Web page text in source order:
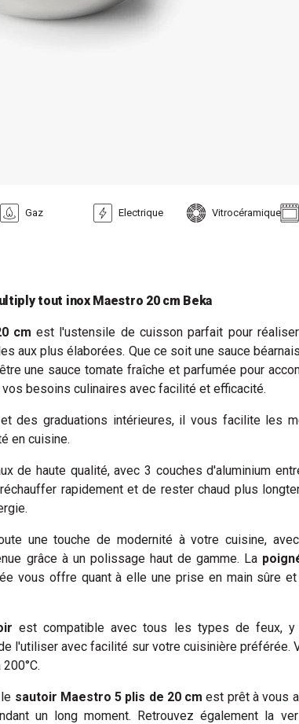
Gaz Electrique Vitrocéramique
tout inox Maestro 20 cm Beka
cm est l'ustensile de cuisson parfait pour
aux plus élaborées. Que ce soit une sauce
une sauce tomate fraîche et parfumée pour
vos besoins culinaires avec facilité et efficacité.
et des graduations intérieures, il vous facilite les
en cuisine.
de haute qualité, avec 3 couches d'aluminium
rapidement et de rester chaud plus
une touche de modernité à votre cuisine,
grâce à un polissage haut de gamme. La
vous offre quant à elle une prise en main sûre
est compatible avec tous les types de feux, y
l'utiliser avec facilité sur votre cuisinière préférée.
sautoir Maestro 5 plis de 20 cm est prêt à vous
un long moment. Retrouvez également la